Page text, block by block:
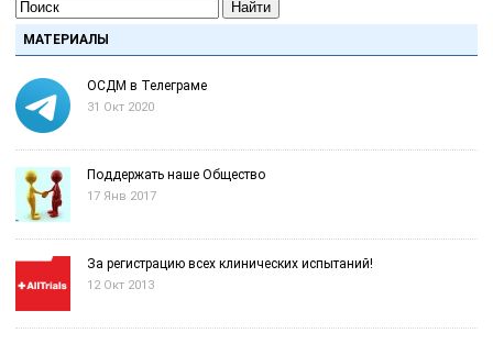
Найти
МАТЕРИАЛЫ
ОСДМ в Телеграме
31 Окт 2020
Поддержать наше Общество
17 Янв 2017
За регистрацию всех клинических испытаний!
12 Окт 2013